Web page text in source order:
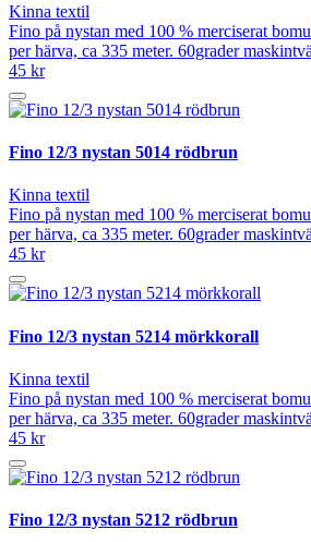
Kinna textil
Fino på nystan med 100 % merciserat
per härva, ca 335 meter. 60grader
45 kr
Fino 12/3 nystan 5014 rödbrun
Kinna textil
Fino på nystan med 100 % merciserat
per härva, ca 335 meter. 60grader
45 kr
Fino 12/3 nystan 5214 mörkkorall
Kinna textil
Fino på nystan med 100 % merciserat
per härva, ca 335 meter. 60grader
45 kr
Fino 12/3 nystan 5212 rödbrun